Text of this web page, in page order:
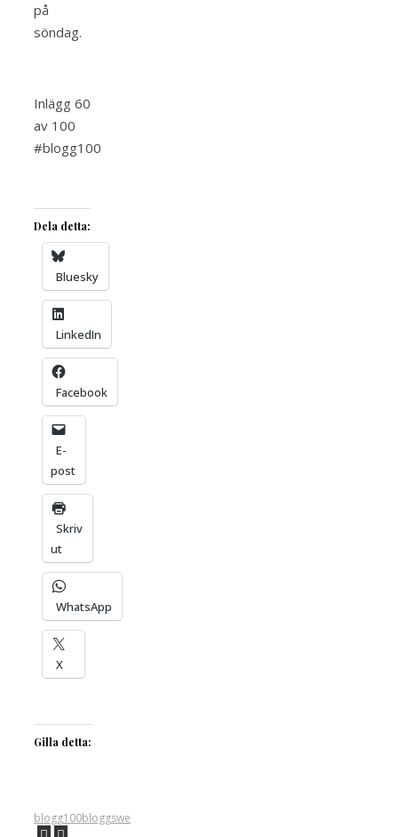
på
söndag.
Inlägg 60
av 100
#blogg100
Dela detta:
Bluesky
LinkedIn
Facebook
E-
post
Skriv
ut
WhatsApp
X
Gilla detta:
blogg100bloggswe